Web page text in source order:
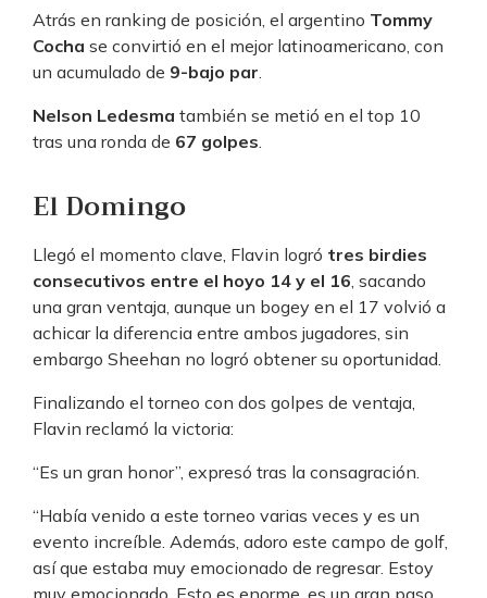
Atrás en ranking de posición, el argentino Tommy
Cocha se convirtió en el mejor latinoamericano, con
un acumulado de 9-bajo par.
Nelson Ledesma también se metió en el top 10
tras una ronda de 67 golpes.
El Domingo
Llegó el momento clave, Flavin logró tres birdies
consecutivos entre el hoyo 14 y el 16, sacando
una gran ventaja, aunque un bogey en el 17 volvió a
achicar la diferencia entre ambos jugadores, sin
embargo Sheehan no logró obtener su oportunidad.
Finalizando el torneo con dos golpes de ventaja,
Flavin reclamó la victoria:
“Es un gran honor”, expresó tras la consagración.
“Había venido a este torneo varias veces y es un
evento increíble. Además, adoro este campo de golf,
así que estaba muy emocionado de regresar. Estoy